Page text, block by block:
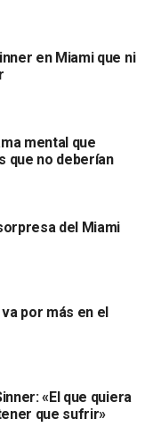
en Miami que ni
mental que
que no deberían
del Miami
por más en el
«El que quiera
que sufrir»